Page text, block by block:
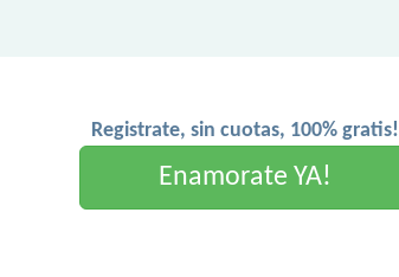
Registrate, sin cuotas, 100% gratis!
Enamorate YA!